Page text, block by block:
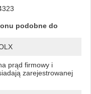
podobne do
prąd firmowy i
zarejestrowanej